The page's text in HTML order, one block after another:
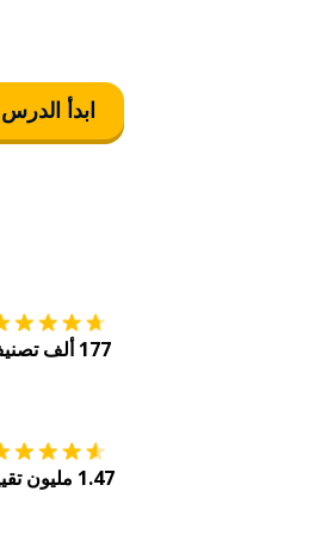
ابدأ الدرس
177 ألف تصنيف
1.47 مليون تقييم